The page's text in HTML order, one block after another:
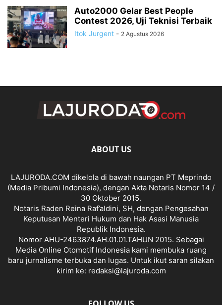
Auto2000 Gelar Best People
Contest 2026, Uji Teknisi Terbaik
Itok Jurgent - 2 Agustus 2026
ABOUT US
LAJURODA.COM dikelola di bawah naungan PT Meprindo
(Media Pribumi Indonesia), dengan Akta Notaris Nomor 14 /
30 Oktober 2015.
Notaris Raden Reina Raf’aldini, SH, dengan Pengesahan
Keputusan Menteri Hukum dan Hak Asasi Manusia
Republik Indonesia.
Nomor AHU-2463874.AH.01.01.TAHUN 2015. Sebagai
Media Online Otomotif Indonesia kami membuka ruang
baru jurnalisme terbuka dan lugas. Untuk ikut saran silakan
kirim ke: redaksi@lajuroda.com